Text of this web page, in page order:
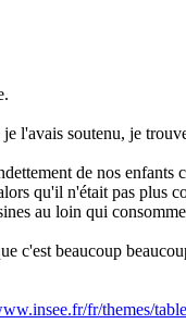
soutenu, je
de nos
qu'il n'était pas plus
au loin qui
c'est beaucoup
fr/themes/